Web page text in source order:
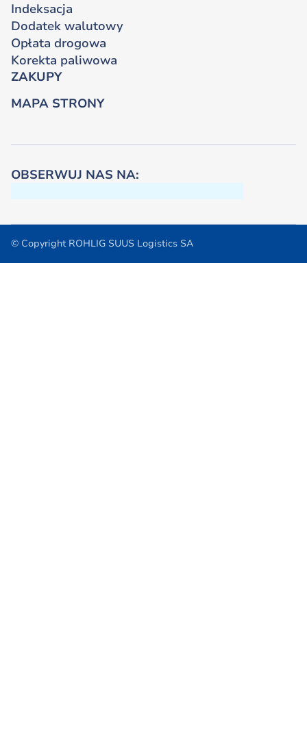
OBSERWUJ NAS NA:
Indeksacja
Dodatek walutowy
Opłata drogowa
Korekta paliwowa
ZAKUPY
MAPA STRONY
© Copyright ROHLIG SUUS Logistics SA